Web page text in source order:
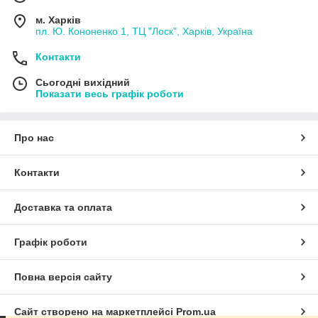
м. Харків
пл. Ю. Кононенко 1, ТЦ "Лоск", Харків, Україна
Контакти
Сьогодні вихідний
Показати весь графік роботи
Про нас
Контакти
Доставка та оплата
Графік роботи
Повна версія сайту
Сайт створено на маркетплейсі Prom.ua